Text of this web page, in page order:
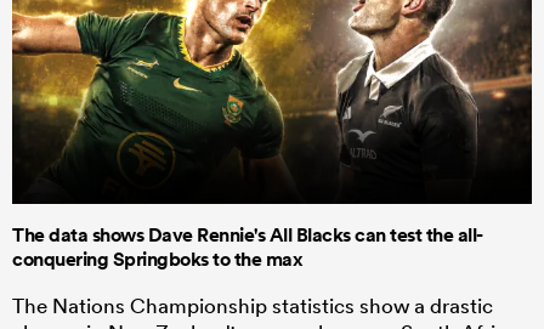
The data shows Dave Rennie's All Blacks can test the all-
conquering Springboks to the max
The Nations Championship statistics show a drastic